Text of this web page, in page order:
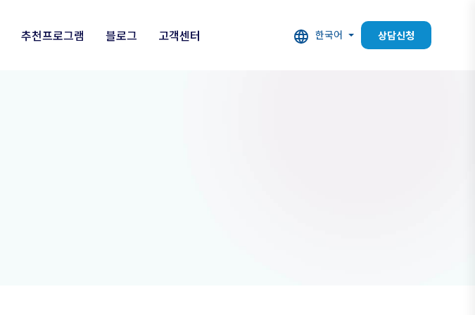
추천프로그램 블로그 고객센터 한국어 상담신청